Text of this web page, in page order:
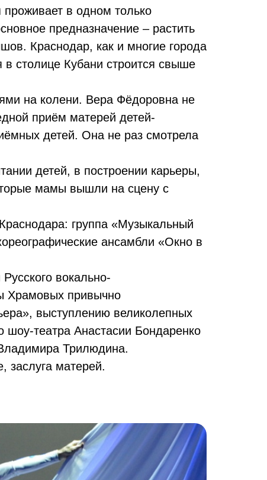
в одном только
предназначение – растить
Краснодар, как и многие города
столице Кубани строится свыше
на колени. Вера Фёдоровна не
приём матерей детей-
детей. Она не раз смотрела
детей, в построении карьеры,
мамы вышли на сцену с
группа «Музыкальный
ансамбли «Окно в
вокально-
Храмовых привычно
выступлению великолепных
шоу-театра Анастасии Бондаренко
Трилюдина.
заслуга матерей.